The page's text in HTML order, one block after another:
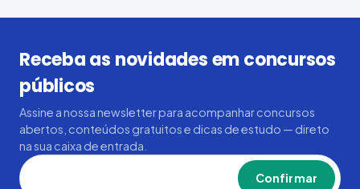
Receba as novidades em concursos
públicos
Assine a nossa newsletter para acompanhar concursos
abertos, conteúdos gratuitos e dicas de estudo — direto
na sua caixa de entrada.
Confirmar